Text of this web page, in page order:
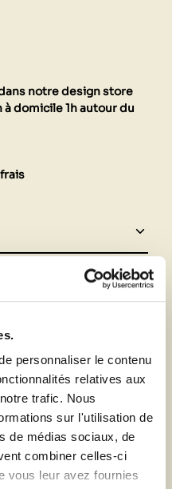
personnaliser le contenu
relatives aux
trafic. Nous
sur l'utilisation de
de médias sociaux, de
combiner celles-ci
vous leur avez fournies
notre design store
domicile 1h autour du
aussi